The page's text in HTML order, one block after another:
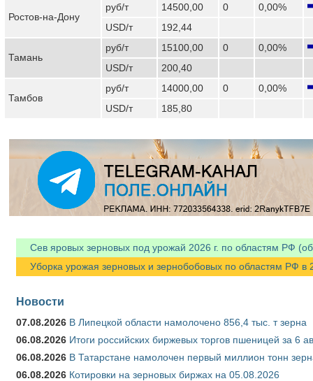
Ростов-на-Дону
руб/т 14500,00 0
0,00%
USD/т
192,44
Тамань
руб/т 15100,00 0
0,00%
USD/т
200,40
Тамбов
руб/т 14000,00 0
0,00%
USD/т
185,80
Сев яровых зерновых под урожай 2026 г. по областям РФ
Уборка урожая зерновых и зернобобовых по областям РФ в
Новости
07.08.2026 В Липецкой области намолочено 856,4 тыс. т зерна
06.08.2026 Итоги российских биржевых торгов пшеницей за 6
06.08.2026 В Татарстане намолочен первый миллион тонн
06.08.2026 Котировки на зерновых биржах на 05.08.2026